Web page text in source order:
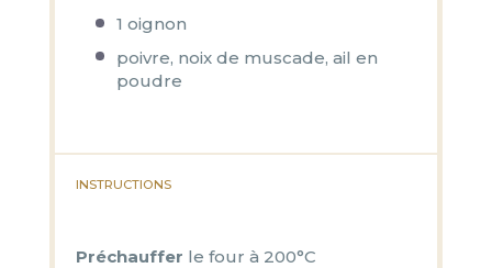
1 oignon
poivre, noix de muscade, ail en
poudre
INSTRUCTIONS
Préchauffer le four à 200°C